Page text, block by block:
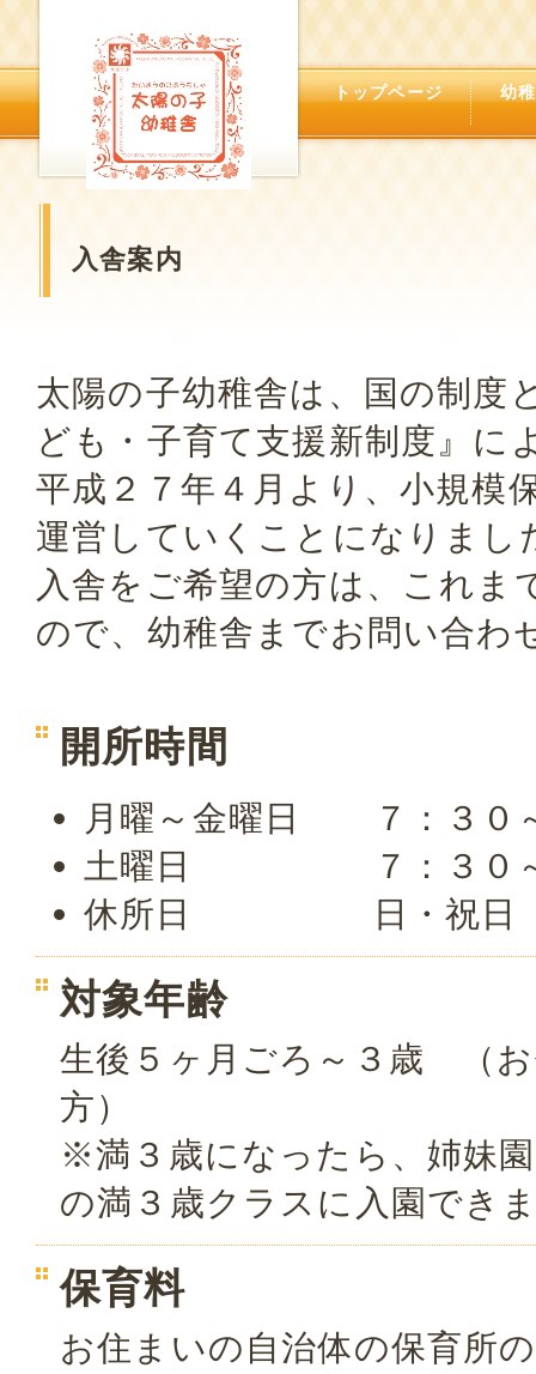
トップページ 幼
入舎案内
太陽の子幼稚舎は、国の制度
ども・子育て支援新制度』に
平成２７年４月より、小規模
運営していくことになりまし
入舎をご希望の方は、これま
ので、幼稚舎までお問い合わ
開所時間
月曜～金曜日 ７：３０
土曜日 ７：３０～
休所日 日・祝日
対象年齢
生後５ヶ月ごろ～３歳 （
方）
※満３歳になったら、姉妹
の満３歳クラスに入園でき
保育料
お住まいの自治体の保育所